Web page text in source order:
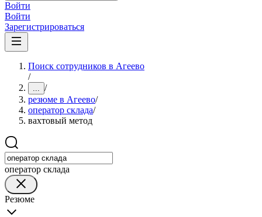
Войти
Войти
Зарегистрироваться
Поиск сотрудников в Агеево
/
... /
резюме в Агеево/
оператор склада/
вахтовый метод
оператор склада
Резюме